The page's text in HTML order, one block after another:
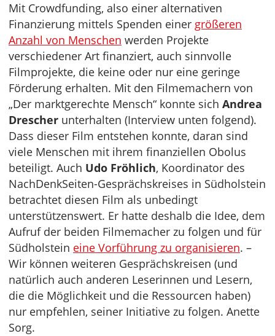
Mit Crowdfunding, also einer alternativen
Finanzierung mittels Spenden einer größeren
Anzahl von Menschen werden Projekte
verschiedener Art finanziert, auch sinnvolle
Filmprojekte, die keine oder nur eine geringe
Förderung erhalten. Mit den Filmemachern von
„Der marktgerechte Mensch“ konnte sich Andrea
Drescher unterhalten (Interview unten folgend).
Dass dieser Film entstehen konnte, daran sind
viele Menschen mit ihrem finanziellen Obolus
beteiligt. Auch Udo Fröhlich, Koordinator des
NachDenkSeiten-Gesprächskreises in Südholstein
betrachtet diesen Film als unbedingt
unterstützenswert. Er hatte deshalb die Idee, dem
Aufruf der beiden Filmemacher zu folgen und für
Südholstein eine Vorführung zu organisieren. –
Wir können weiteren Gesprächskreisen (und
natürlich auch anderen Leserinnen und Lesern,
die die Möglichkeit und die Ressourcen haben)
nur empfehlen, seiner Initiative zu folgen. Anette
Sorg.